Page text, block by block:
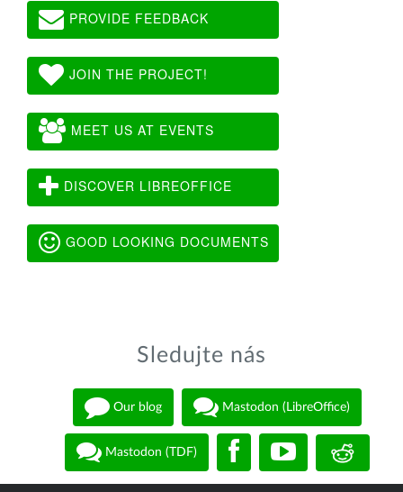
PROVIDE FEEDBACK
JOIN THE PROJECT!
MEET US AT EVENTS
DISCOVER LIBREOFFICE
GOOD LOOKING DOCUMENTS
Sledujte nás
Our blog Mastodon (LibreOffice)
Mastodon (TDF)